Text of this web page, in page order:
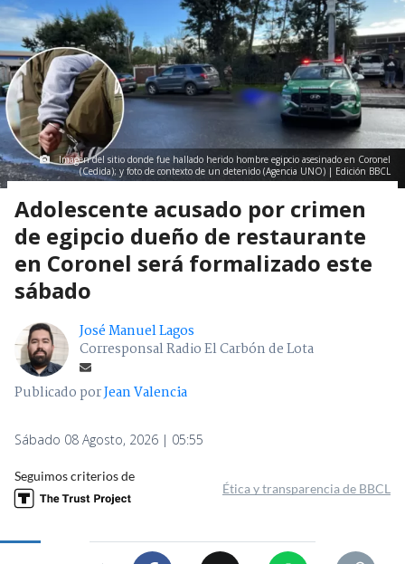
Imagen del sitio donde fue hallado herido hombre egipcio asesinado en Coronel
(Cedida); y foto de contexto de un detenido (Agencia UNO) | Edición BBCL
Adolescente acusado por crimen
de egipcio dueño de restaurante
en Coronel será formalizado este
sábado
José Manuel Lagos
Corresponsal Radio El Carbón de Lota
Publicado porJean Valencia
Sábado 08 Agosto, 2026 | 05:55
Seguimos criterios de
Ética y transparencia de BBCL